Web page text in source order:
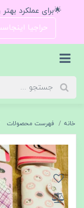
🌟برای عملکرد
حراجیا
خانه فهرست محصولات